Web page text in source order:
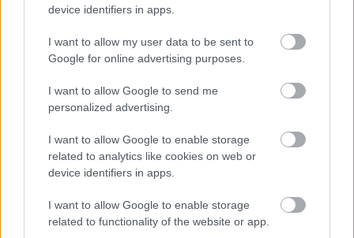
device identifiers in apps.
I want to allow my user data to be sent to
Google for online advertising purposes.
I want to allow Google to send me
personalized advertising.
I want to allow Google to enable storage
related to analytics like cookies on web or
device identifiers in apps.
I want to allow Google to enable storage
related to functionality of the website or app.
NEM VÁRT HELYEN IS OKOZHAT PROBLÉMÁKAT AZ
EXTRÉM HŐSÉG: A TALAJKÖZELI ÓZON AZ ÚJ
VESZÉLYFORRÁS
A forró, napos időjárás kedvez a talajközeli ózon kialakulásának,
amely irritálhatja a légutakat, ronthatja a tüdő működését és
különösen veszélyes lehet a krónikus betegek számára.
Szólj hozzá!